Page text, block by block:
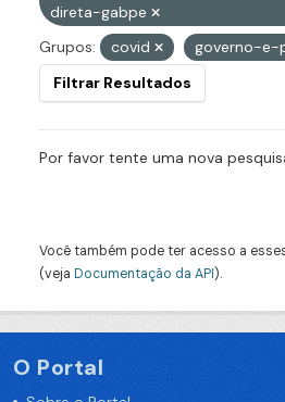
direta-gabpe
Grupos:
covid
governo-e-
Filtrar Resultados
Por favor tente uma nova
Você também pode ter acesso a
(veja Documentação da API).
O Portal